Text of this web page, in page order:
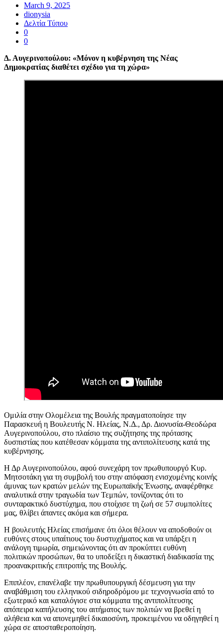
March 9, 2025
dionysia
Δελτία Τύπου
0
0
Δ. Αυγερινοπούλου: «Μόνον η κυβέρνηση της Νέας
Δημοκρατίας διαθέτει σχέδιο για τη χώρα»
Ομιλία στην Ολομέλεια της Βουλής πραγματοποίησε την
Παρασκευή η Βουλευτής Ν. Ηλείας, Ν.Δ., Δρ. Διονυσία-Θεοδώρα
Αυγερινοπούλου, στο πλαίσιο της συζήτησης της πρότασης
δυσπιστίας που κατέθεσαν κόμματα της αντιπολίτευσης κατά της
κυβέρνησης.
Η Δρ Αυγερινοπούλου, αφού συνεχάρη τον πρωθυπουργό Κυρ.
Μητσοτάκη για τη συμβολή του στην απόφαση ενισχυμένης κοινής
άμυνας των κρατών μελών της Ευρωπαϊκής Ένωσης, αναφέρθηκε
αναλυτικά στην τραγωδία των Τεμπών, τονίζοντας ότι το
συνταρακτικό δυστύχημα, που στοίχισε τη ζωή σε 57 συμπολίτες
μας, θλίβει άπαντες ακόμα και σήμερα.
Η βουλευτής Ηλείας επισήμανε ότι όλοι θέλουν να αποδοθούν οι
ευθύνες στους υπαίτιους του δυστυχήματος και να υπάρξει η
ανάλογη τιμωρία, σημειώνοντας ότι αν προκύπτει ευθύνη
πολιτικών προσώπων, θα το υποδείξει η δικαστική διαδικασία της
προανακριτικής επιτροπής της Βουλής.
Επιπλέον, επανέλαβε την πρωθυπουργική δέσμευση για την
αναβάθμιση του ελληνικού σιδηροδρόμου με τεχνογνωσία από το
εξωτερικό και καταλόγισε στα κόμματα της αντιπολίτευσης
απόπειρα καπήλευσης του αιτήματος των πολιτών να βρεθεί η
αλήθεια και να απονεμηθεί δικαιοσύνη, προκειμένου να οδηγηθεί η
χώρα σε αποσταθεροποίηση.